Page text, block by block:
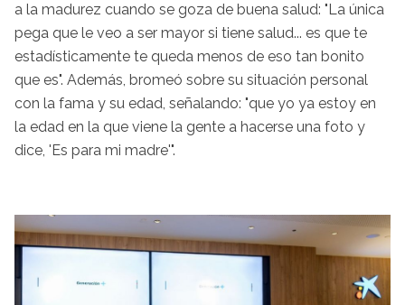
a la madurez cuando se goza de buena salud: "La única
pega que le veo a ser mayor si tiene salud... es que te
estadísticamente te queda menos de eso tan bonito
que es". Además, bromeó sobre su situación personal
con la fama y su edad, señalando: "que yo ya estoy en
la edad en la que viene la gente a hacerse una foto y
dice, 'Es para mi madre'".